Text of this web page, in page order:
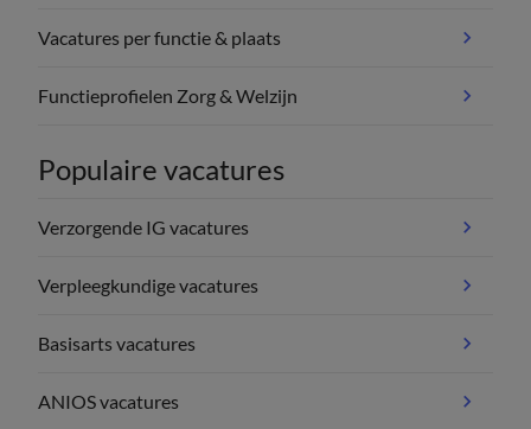
Vacatures per functie & plaats
Functieprofielen Zorg & Welzijn
Populaire vacatures
Verzorgende IG vacatures
Verpleegkundige vacatures
Basisarts vacatures
ANIOS vacatures